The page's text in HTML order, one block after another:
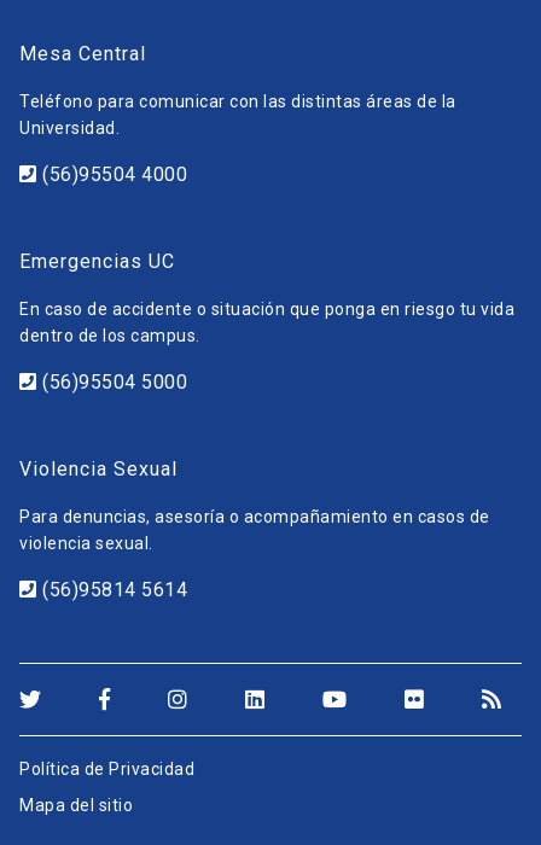
Mesa Central
Teléfono para comunicar con las distintas áreas de la
Universidad.
(56)95504 4000
Emergencias UC
En caso de accidente o situación que ponga en riesgo tu vida
dentro de los campus.
(56)95504 5000
Violencia Sexual
Para denuncias, asesoría o acompañamiento en casos de
violencia sexual.
(56)95814 5614
Política de Privacidad
Mapa del sitio